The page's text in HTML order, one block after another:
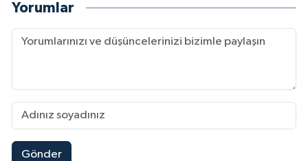
Yorumlar
Gönder